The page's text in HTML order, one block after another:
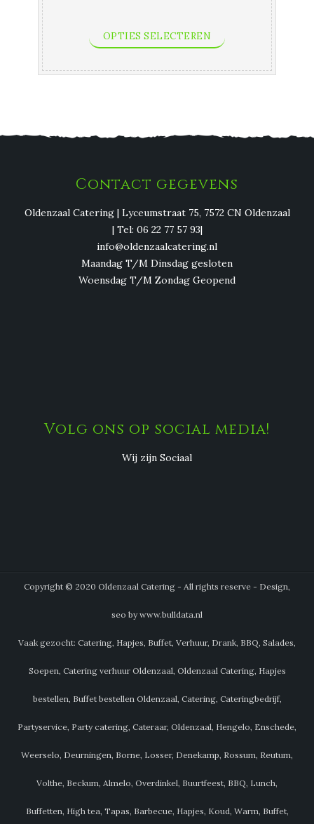
OPTIES SELECTEREN
Contact gegevens
Oldenzaal Catering | Lyceumstraat 75, 7572 CN Oldenzaal
| Tel: 06 22 77 57 93|
info@oldenzaalcatering.nl
Maandag T/M Dinsdag gesloten
Woensdag T/M Zondag Geopend
Volg ons op social media!
Wij zijn Sociaal
Copyright © 2020 Oldenzaal Catering - All rights reserve - Design,
seo by www.bulldata.nl
Vaak gezocht: Catering, Hapjes, Buffet, Verhuur, Drank, BBQ, Salades,
Soepen, Catering verhuur Oldenzaal, Oldenzaal Catering, Hapjes
bestellen, Buffet bestellen Oldenzaal, Catering, Cateringbedrijf,
Partyservice, Party catering, Cateraar, Oldenzaal, Hengelo, Enschede,
Weerselo, Deurningen, Borne, Losser, Denekamp, Rossum, Reutum,
Volthe, Beckum, Almelo, Overdinkel, Buurtfeest, BBQ, Lunch,
Buffetten, High tea, Tapas, Barbecue, Hapjes, Koud, Warm, Buffet,